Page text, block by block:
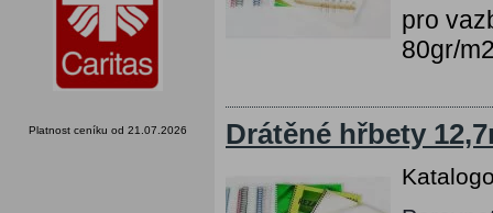
Platnost ceníku od 21.07.2026
pro
80gr/
Drátěné hřbety